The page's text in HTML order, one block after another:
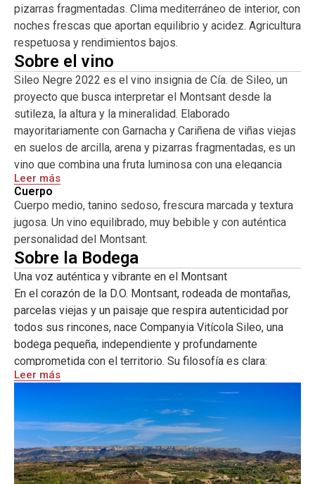
frescos Ideal para comidas informales, cocina
mediterránea y cenas ligeras.
pizarras fragmentadas. Clima mediterráneo de interior, con
noches frescas que aportan equilibrio y acidez. Agricultura
respetuosa y rendimientos bajos.
Sobre el vino
Sileo Negre 2022 es el vino insignia de Cía. de Sileo, un
proyecto que busca interpretar el Montsant desde la
sutileza, la altura y la mineralidad. Elaborado
mayoritariamente con Garnacha y Cariñena de viñas viejas
en suelos de arcilla, arena y pizarras fragmentadas, es un
vino que combina una fruta luminosa con una elegancia
natural y una frescura sorprendente.
Sileo es un tinto mediterráneo moderno: equilibrado,
jugoso, honesto y con una complejidad amable que invita a
seguir bebiendo.
Leer más
Cuerpo
Cuerpo medio, tanino sedoso, frescura marcada y textura
jugosa. Un vino equilibrado, muy bebible y con auténtica
personalidad del Montsant.
Sobre la Bodega
Una voz auténtica y vibrante en el Montsant
En el corazón de la D.O. Montsant, rodeada de montañas,
parcelas viejas y un paisaje que respira autenticidad por
todos sus rincones, nace Companyia Vitícola Sileo, una
bodega pequeña, independiente y profundamente
comprometida con el territorio. Su filosofía es clara:
elaborar vinos con alma, honestos y fieles al carácter del
Montsant, sin artificios y con un respeto absoluto por la
viña.
Pese a su juventud, Sileo se ha consolidado como uno de
los proyectos más interesantes del panorama vitivinícola
catalán, destacando por su sensibilidad, su precisión y su
Leer más